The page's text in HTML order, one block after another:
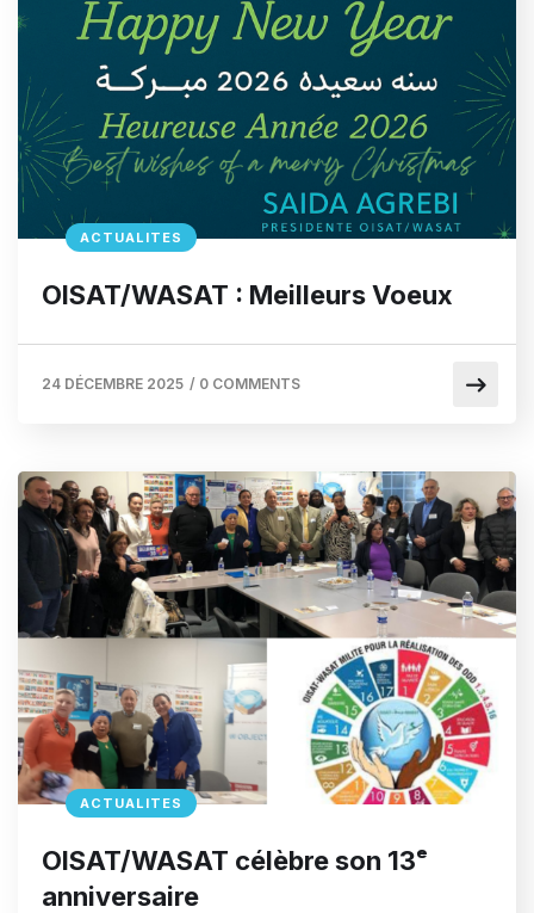
ACTUALITES
OISAT/WASAT : Meilleurs Voeux
24 DÉCEMBRE 2025 / 0 COMMENTS
ACTUALITES
OISAT/WASAT célèbre son 13ᵉ
anniversaire